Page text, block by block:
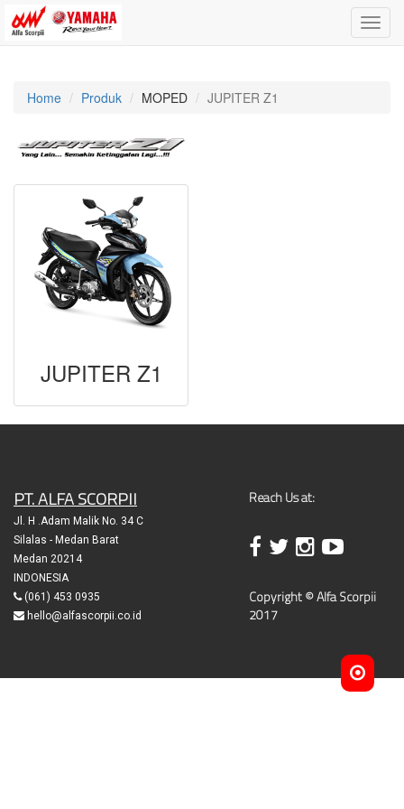
Toggle
Home Produk MOPED JUPITER Z1
JUPITER Z1
PT. ALFA SCORPII
Jl. H .Adam Malik No. 34 C
Silalas - Medan Barat
Medan 20214
INDONESIA
(061) 453 0935
hello@alfascorpii.co.id
Reach Us at:
Copyright © Alfa Scorpii
2017